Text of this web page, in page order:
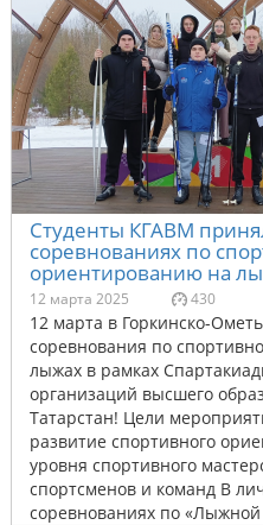
Студенты КГАВМ
соревнованиях по
ориентированию на
12 марта 2025 430
12 марта в Горкинско-
соревнования по
лыжах в рамках
организаций высшего
Татарстан! Цели
развитие спортивного
уровня спортивного
спортсменов и команд В
соревнованиях по «Лыжной